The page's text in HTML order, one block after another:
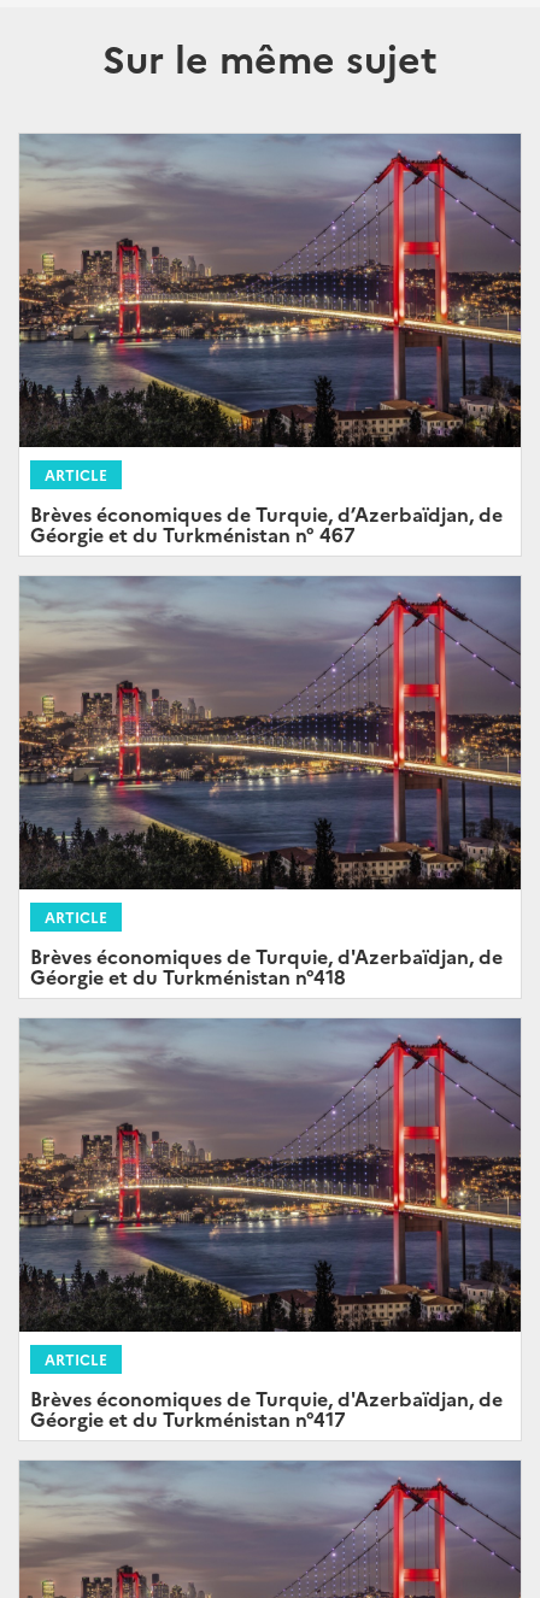
Sur le même sujet
ARTICLE
Brèves économiques de Turquie, d’Azerbaïdjan, de
Géorgie et du Turkménistan n° 467
ARTICLE
Brèves économiques de Turquie, d'Azerbaïdjan, de
Géorgie et du Turkménistan n°418
ARTICLE
Brèves économiques de Turquie, d'Azerbaïdjan, de
Géorgie et du Turkménistan n°417